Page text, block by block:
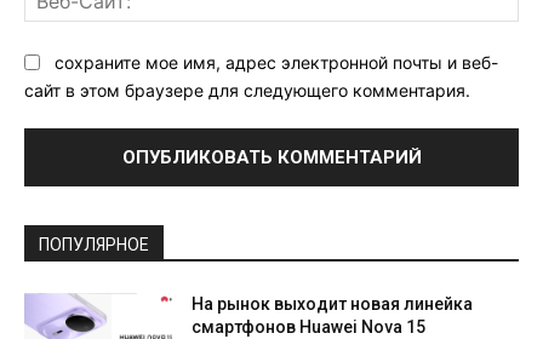
сохраните мое имя, адрес электронной почты и веб-
сайт в этом браузере для следующего комментария.
ПОПУЛЯРНОЕ
На рынок выходит новая линейка
смартфонов Huawei Nova 15